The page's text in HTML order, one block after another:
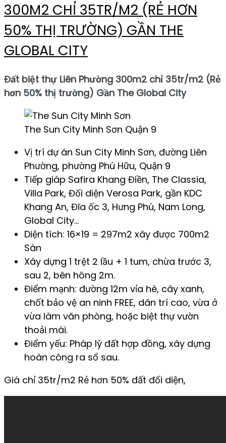
300M2 CHỈ 35TR/M2 (RẺ HƠN
50% THỊ TRƯỜNG) GẦN THE
GLOBAL CITY
Đất biệt thự Liên Phường 300m2 chỉ 35tr/m2 (Rẻ
hơn 50% thị trường) Gần The Global City
The Sun City Minh Sơn Quận 9
Vị trí dự án Sun City Minh Sơn, đường Liên
Phường, phường Phú Hữu, Quận 9
Tiếp giáp Safira Khang Điền, The Classia,
Villa Park, Đối diện Verosa Park, gần KDC
Khang An, Đĩa ốc 3, Hưng Phú, Nam Long,
Global City…
Diện tích: 16×19 = 297m2 xây được 700m2
Sàn
Xây dựng 1 trệt 2 lầu + 1 tum, chừa trước 3,
sau 2, bên hông 2m.
Điểm mạnh: đường 12m vỉa hè, cây xanh,
chốt bảo vệ an ninh FREE, dân trí cao, vừa ở
vừa làm văn phòng, hoặc biệt thự vườn
thoải mái.
Điểm yếu: Pháp lý đất hợp đồng, xây dựng
hoàn công ra sổ sau.
Giá chỉ 35tr/m2 Rẻ hơn 50% đất đối diện,